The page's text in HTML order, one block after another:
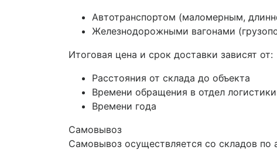
Автотранспортом (маломерным,
Железнодорожными вагонами
Итоговая цена и срок доставки зависят от:
Расстояния от склада до объекта
Времени обращения в отдел логистики
Времени года
Самовывоз
Самовывоз осуществляется со складов по